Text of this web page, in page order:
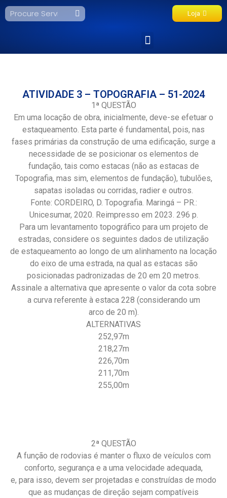
Loja
ATIVIDADE 3 – TOPOGRAFIA – 51-2024
1ª QUESTÃO
Em uma locação de obra, inicialmente, deve-se efetuar o
estaqueamento. Esta parte é fundamental, pois, nas
fases primárias da construção de uma edificação, surge a
necessidade de se posicionar os elementos de
fundação, tais como estacas (não as estacas de
Topografia, mas sim, elementos de fundação), tubulões,
sapatas isoladas ou corridas, radier e outros.
Fonte: CORDEIRO, D. Topografia. Maringá – PR.:
Unicesumar, 2020. Reimpresso em 2023. 296 p.
Para um levantamento topográfico para um projeto de
estradas, considere os seguintes dados de utilização
de estaqueamento ao longo de um alinhamento na locação
do eixo de uma estrada, na qual as estacas são
posicionadas padronizadas de 20 em 20 metros.
Assinale a alternativa que apresente o valor da cota sobre
a curva referente à estaca 228 (considerando um
arco de 20 m).
ALTERNATIVAS
252,97m
218,27m
226,70m
211,70m
255,00m
2ª QUESTÃO
A função de rodovias é manter o fluxo de veículos com
conforto, segurança e a uma velocidade adequada,
e, para isso, devem ser projetadas e construídas de modo
que as mudanças de direção sejam compatíveis